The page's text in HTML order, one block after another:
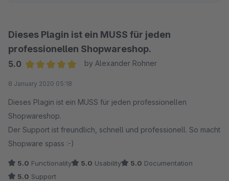
mich am 03.04. darum kümmern würde (leider konnte
ich den Termin aus gesundheitlichen Gründen nicht
einhalten). Sie hatten mir dann am 04.04. geschrieben,
Ihnen dann zurückgeschrieben, dass ich das Backend
nicht erreichen kann.
Am 13.04. hatten Sie mir dann geschrieben das das
Backend wieder erreichbar ist. Heute habe ich mich
wieder um Ihre Anfrage gekümmert.
Der Grund für die verspätete Antwort war, dass ich
Dieses Plagin ist ein MUSS für jeden
professionellen Shopwareshop.
5.0
by Alexander Rohner
8 January 2020 05:18
Dieses Plagin ist ein MUSS für jeden professionellen
Shopwareshop.
Der Support ist freundlich, schnell und professionell. So macht
Shopware spass :-)
5.0 Functionality 5.0 Usability 5.0 Documentation
5.0 Support